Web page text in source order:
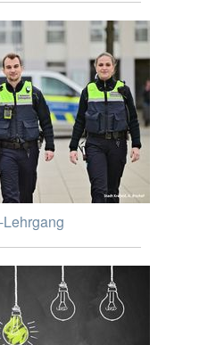
Lehrgang